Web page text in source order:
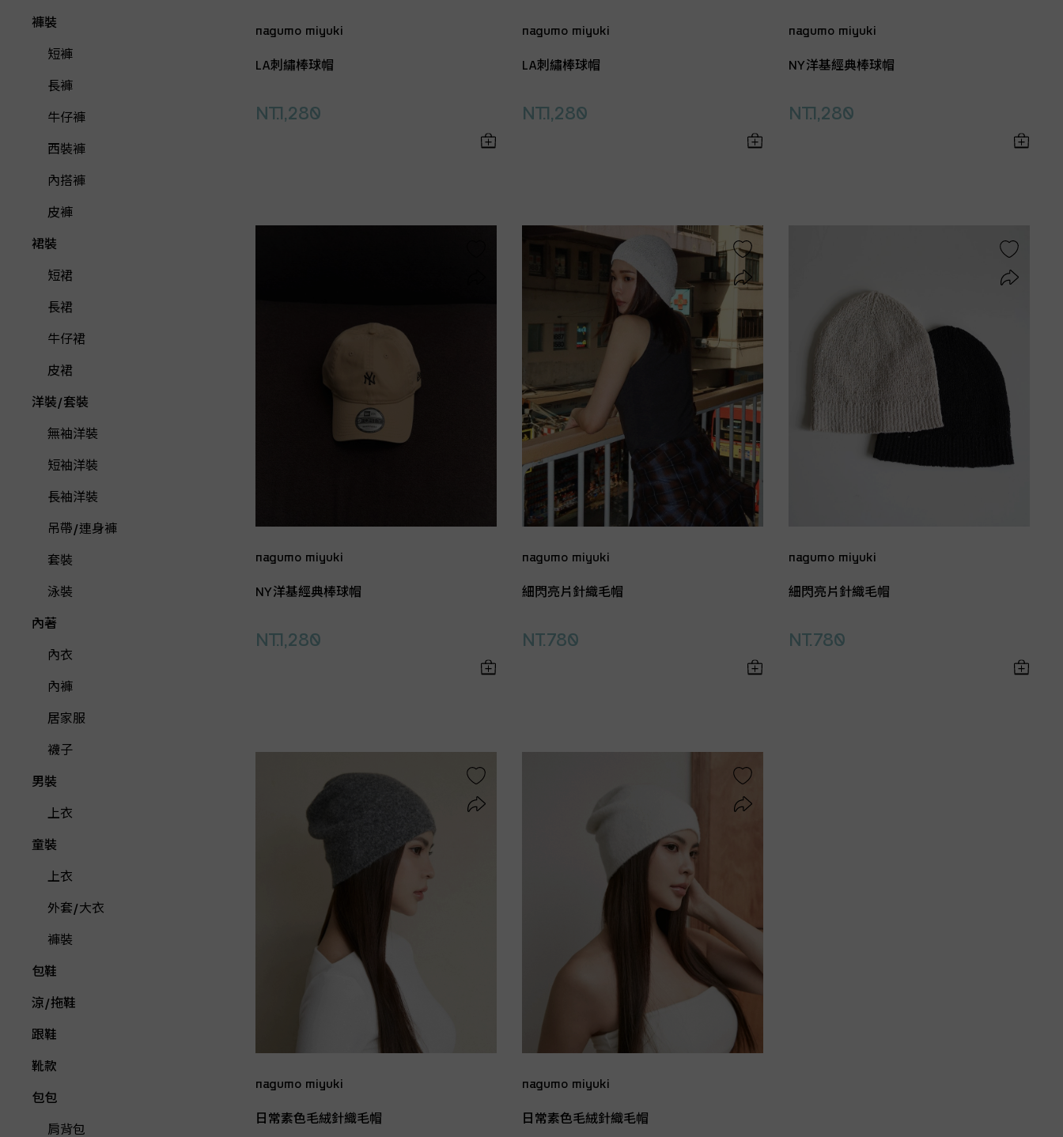
褲裝
短褲
長褲
牛仔褲
西裝褲
內搭褲
皮褲
裙裝
短裙
長裙
牛仔裙
皮裙
洋裝/套裝
無袖洋裝
短袖洋裝
長袖洋裝
吊帶/連身褲
套裝
泳裝
內著
內衣
內褲
居家服
襪子
男裝
上衣
童裝
上衣
外套/大衣
褲裝
包鞋
涼/拖鞋
跟鞋
靴款
包包
肩背包
nagumo miyuki
LA刺繡棒球帽
NT.1,280
nagumo miyuki
LA刺繡棒球帽
NT.1,280
nagumo miyuki
NY洋基經典棒球帽
NT.1,280
nagumo miyuki
NY洋基經典棒球帽
NT.1,280
nagumo miyuki
細閃亮片針織毛帽
NT.780
nagumo miyuki
細閃亮片針織毛帽
NT.780
nagumo miyuki
日常素色毛絨針織毛帽
nagumo miyuki
日常素色毛絨針織毛帽